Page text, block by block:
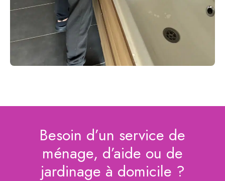
Besoin d’un service de
ménage, d’aide ou de
jardinage à domicile ?